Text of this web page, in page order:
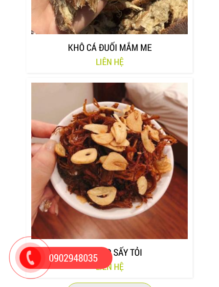
KHÔ CÁ ĐUỐI MẮM ME
LIÊN HỆ
KHÔ HEO SẤY TỎI
LIÊN HỆ
0902948035